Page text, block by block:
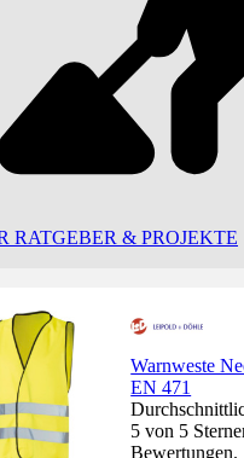
RATGEBER & PROJEKTE
Warnweste
EN 471
5 von 5
Bewertungen.